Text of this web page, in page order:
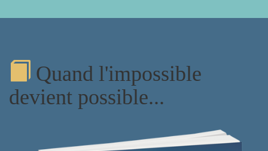
Quand l'impossible
devient possible...